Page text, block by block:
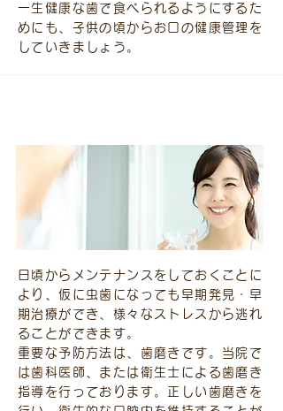
一生健康な歯で食べられるようにするた
めにも、子供の頃からお口の健康管理を
していきましょう。
日頃からメンテナンスをしておくことに
より、仮に虫歯になっても早期発見・早
期治療ができ、様々なストレスから逃れ
ることができます。
重要な予防方法は、歯磨きです。当院で
は歯科医師、または衛生士による歯磨き
指導を行っております。正しい歯磨きを